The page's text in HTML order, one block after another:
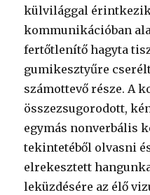
külvilággal
kommunikációban
fertőtlenítő hagyta
gumikesztyűre
számottevő része. A
összezsugorodott,
egymás nonverbális
tekintetéből olvasni
elrekesztett
leküzdésére az élő